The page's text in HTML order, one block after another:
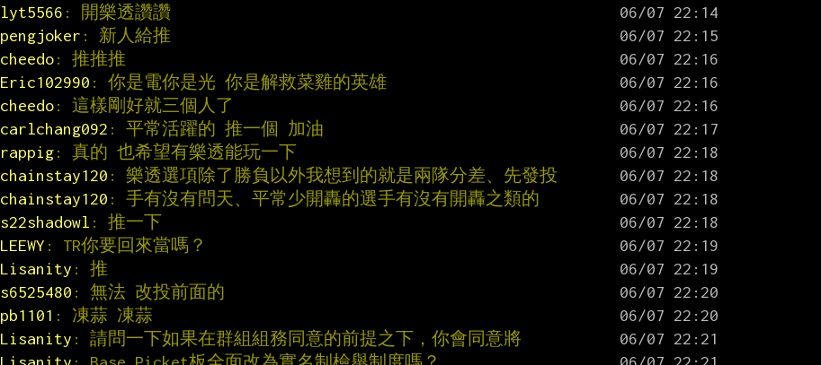
lyt5566 : 開樂透讚讚
pengjoker : 新人給推
cheedo: 推推推
Eric102990 : 你是電你是光 你是解救菜雞的英雄
cheedo: 這樣剛好就三個人了
carlchang092 : 平常活躍的 推一個 加油
rappig: 真的 也希望有樂透能玩一下
chainstay120 : 樂透選項除了勝負以外我想到的就是兩隊分差、先發投
chainstay120 : 手有沒有問天、平常少開轟的選手有沒有開轟之類的
s22shadowl : 推一下
LEEWY : TR你要回來當嗎？
Lisanity : 推
s6525480 : 無法 改投前面的
pb1101 : 凍蒜 凍蒜
Lisanity : 請問一下如果在群組組務同意的前提之下，你會同意將